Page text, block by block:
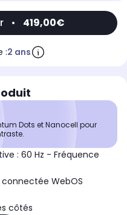
• 419,00€
:2 ans
Dots et Nanocell pour
: 60 Hz - Fréquence
WebOS
côtés